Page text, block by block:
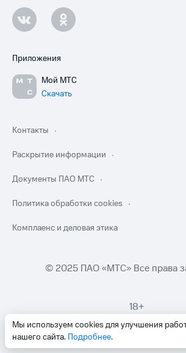
Мы используем cookies для улучшения
нашего сайта. Подробнее.
Приложения
Мой МТС
Скачать
Контакты
Раскрытие информации
Документы ПАО МТС
Политика обработки cookies
Комплаенс и деловая этика
© 2025 ПАО «МТС» Все права
18+